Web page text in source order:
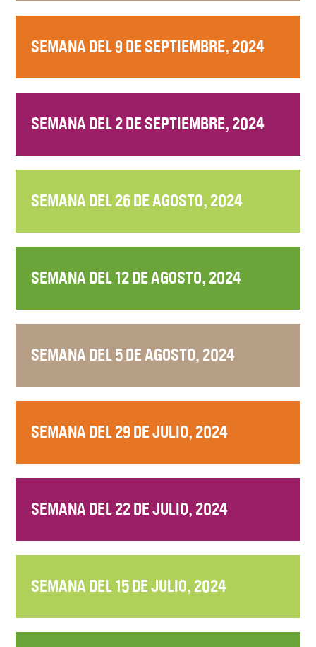
SEMANA DEL 9 DE SEPTIEMBRE, 2024
SEMANA DEL 2 DE SEPTIEMBRE, 2024
SEMANA DEL 26 DE AGOSTO, 2024
SEMANA DEL 12 DE AGOSTO, 2024
SEMANA DEL 5 DE AGOSTO, 2024
SEMANA DEL 29 DE JULIO, 2024
SEMANA DEL 22 DE JULIO, 2024
SEMANA DEL 15 DE JULIO, 2024